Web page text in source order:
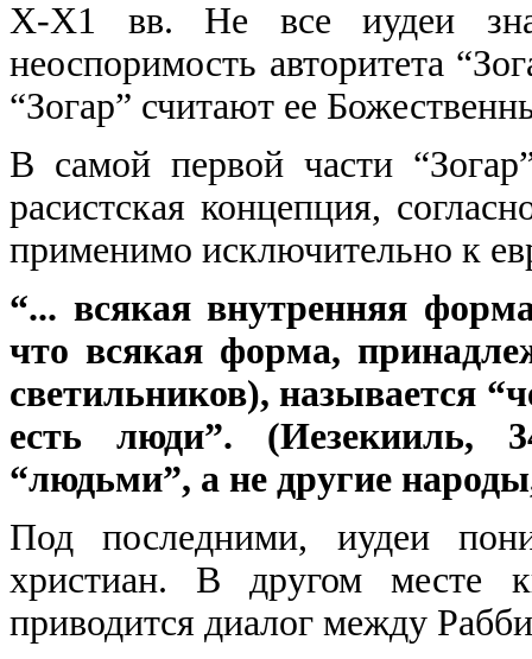
Х-Х1 вв. Не все иудеи
неоспоримость авторитета
“Зогар” считают ее
В самой первой части
расистская концепция,
применимо исключительно к
“... всякая внутренняя
что всякая форма,
светильников), называется
есть люди”. (Иезекииль,
“людьми”, а не другие
Под последними, иудеи
христиан. В другом месте
приводится диалог между